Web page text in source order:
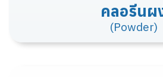
คลอรีนผ
(Powder)